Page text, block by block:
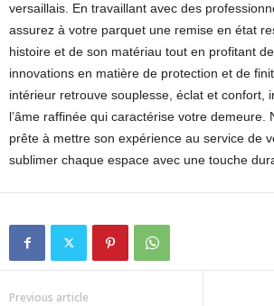
versaillais. En travaillant avec des
assurez à votre parquet une remise en état
histoire et de son matériau tout en profitant
innovations en matière de protection et de
intérieur retrouve souplesse, éclat et confort,
l’âme raffinée qui caractérise votre demeure.
prête à mettre son expérience au service de
sublimer chaque espace avec une touche
Previous article